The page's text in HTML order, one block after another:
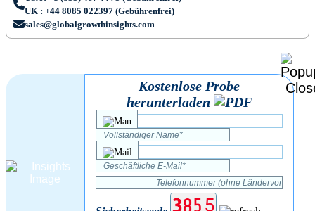
UK : +44 8085 022397 (Gebührenfrei)
sales@globalgrowthinsights.com
Kostenlose Probe
herunterladen